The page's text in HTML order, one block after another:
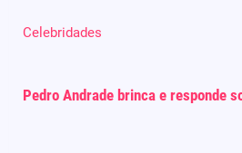
Celebridades
Pedro Andrade brinca e responde